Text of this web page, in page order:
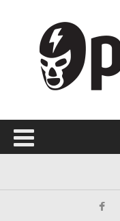
Menú Principal
PORTADA
CONCIERTOS
FESTIVALES